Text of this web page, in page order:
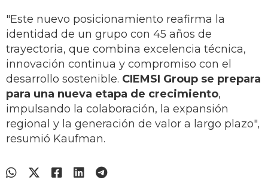
"Este nuevo posicionamiento reafirma la
identidad de un grupo con 45 años de
trayectoria, que combina excelencia técnica,
innovación continua y compromiso con el
desarrollo sostenible. CIEMSI Group se prepara
para una nueva etapa de crecimiento,
impulsando la colaboración, la expansión
regional y la generación de valor a largo plazo",
resumió Kaufman.